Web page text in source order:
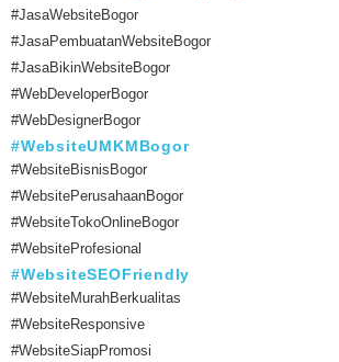
#JasaWebsiteBogor
#JasaPembuatanWebsiteBogor
#JasaBikinWebsiteBogor
#WebDeveloperBogor
#WebDesignerBogor
#WebsiteUMKMBogor
#WebsiteBisnisBogor
#WebsitePerusahaanBogor
#WebsiteTokoOnlineBogor
#WebsiteProfesional
#WebsiteSEOFriendly
#WebsiteMurahBerkualitas
#WebsiteResponsive
#WebsiteSiapPromosi